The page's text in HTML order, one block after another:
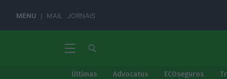
MENU MAIL JORNAIS
Últimas Advocatus ECOseguros